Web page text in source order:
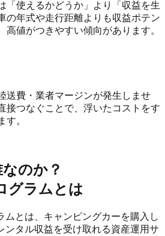
「使えるかどうか」より「収益を生
の年式や走行距離よりも収益ポテン
高値がつきやすい傾向があります。
送費・業者マージンが発生しませ
接つなぐことで、浮いたコストをす
す。
なのか？
グラムとは
ムとは、キャンピングカーを購入し
ンタル収益を受け取れる資産運用サ